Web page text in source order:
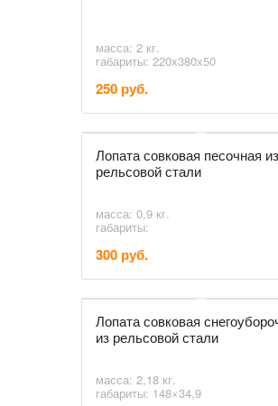
масса: 2 кг.
габариты: 220х380х50
250 руб.
Лопата совковая песочная из
рельсовой стали
масса: 0,9 кг.
габариты:
300 руб.
Лопата совковая
из рельсовой стали
масса: 2,18 кг.
габариты: 148×34,9